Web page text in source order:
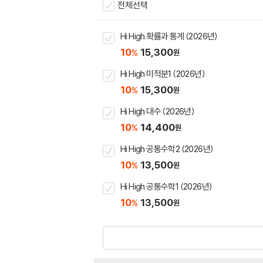
전체선택
Hi High 확률과 통계 (2026년)
10% 15,300원
Hi High 미적분1 (2026년)
10% 15,300원
Hi High 대수 (2026년)
10% 14,400원
Hi High 공통수학2 (2026년)
10% 13,500원
Hi High 공통수학1 (2026년)
10% 13,500원